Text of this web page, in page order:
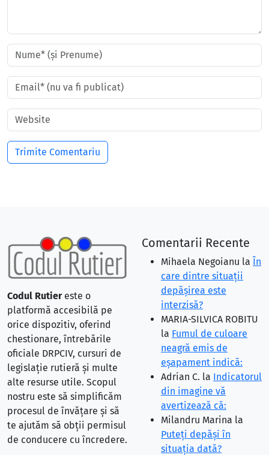
Codul Rutiereste o
platformă accesibilă pe
orice dispozitiv, oferind
chestionare, întrebările
oficiale DRPCIV, cursuri de
legislație rutieră și multe
alte resurse utile. Scopul
nostru este să simplificăm
procesul de învățare și să
te ajutăm să obții permisul
de conducere cu încredere.
Comentarii Recente
Mihaela Negoianu la În
care dintre situaţii
depăşirea este
interzisă?
MARIA-SILVICA ROBITU
la Fumul de culoare
neagră emis de
eşapament indică:
Adrian C. la Indicatorul
din imagine vă
avertizează că:
Milandru Marina la
Puteţi depăşi în
situaţia dată?